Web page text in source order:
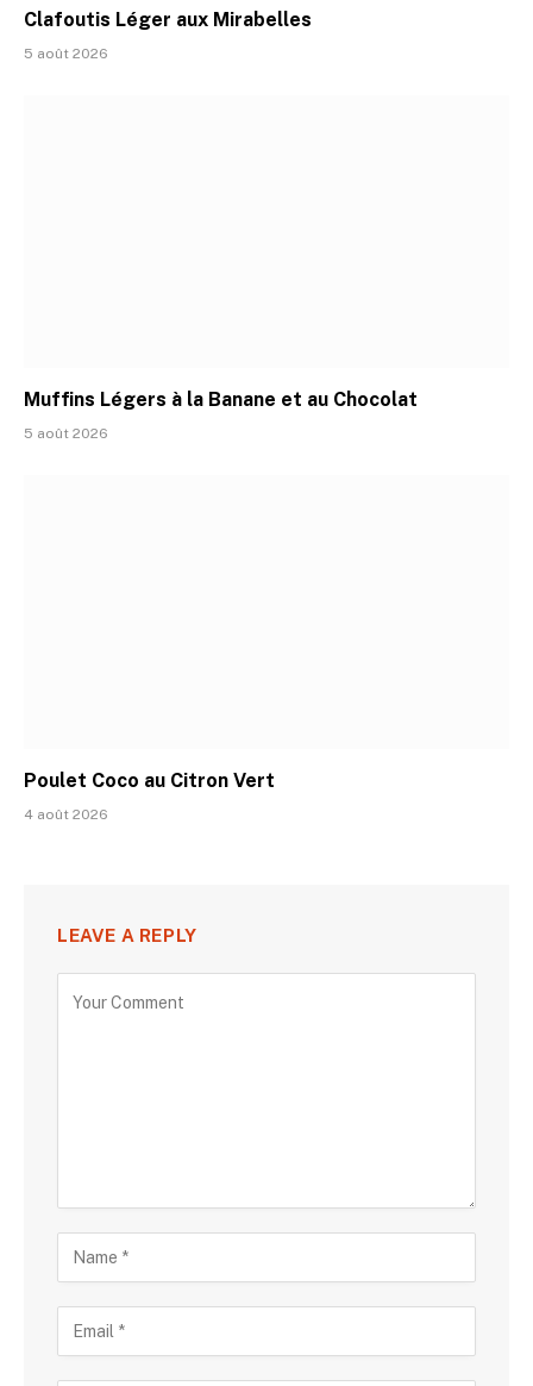
Clafoutis Léger aux Mirabelles
5 août 2026
Muffins Légers à la Banane et au Chocolat
5 août 2026
Poulet Coco au Citron Vert
4 août 2026
LEAVE A REPLY